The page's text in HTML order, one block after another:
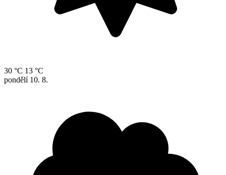
30 °C 13 °C
pondělí 10. 8.